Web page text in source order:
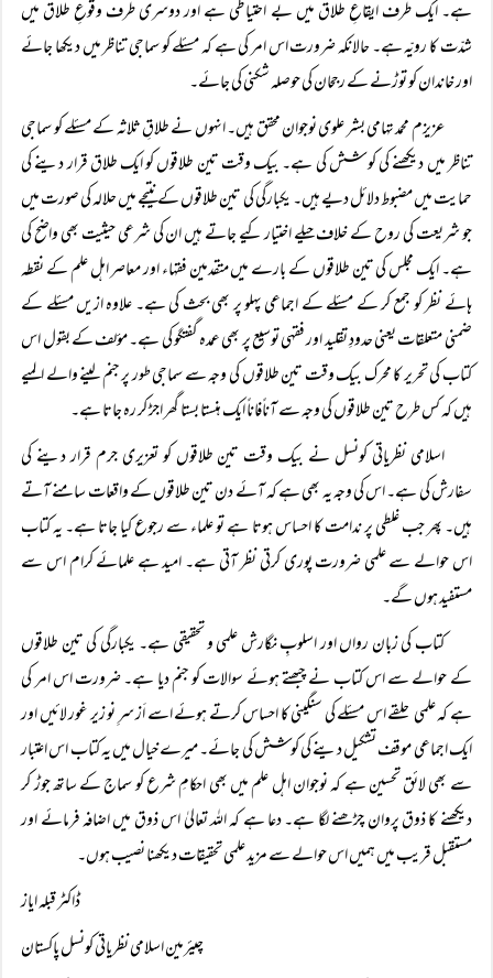
ہے۔ ایک طرف ایقاعِ طلاق میں بے احتیاطی ہے اور دوسری طرف وقوعِ طلاق میں
شدّت کا رویّہ ہے۔ حالانکہ ضرورت اس امر کی ہے کہ مسئلے کو سماجی تناظر میں دیکھا جائے
اور خاندان کو توڑنے کے رجحان کی حوصلہ شکنی کی جائے۔
عزیزم محمد تہامی بشر علوی نوجوان محقق ہیں۔ انہوں نے طلاقِ ثلاثہ کے مسئلے کو سماجی
تناظر میں دیکھنے کی کو شش کی ہے۔ بیک وقت تین طلاقوں کو ایک طلاق قرار دینے کی
حمایت میں مضبوط دلائل دیے ہیں۔ یکبارگی کی تین طلاقوں کے نتیجے میں حلالہ کی صورت میں
جو شریعت کی روح کے خلاف حیلے اختیار کیے جاتے ہیں ان کی شرعی حیثیت بھی واضح کی
ہے۔ ایک مجلس کی تین طلاقوں کے بارے میں متقدمین فقہاء اور معاصر اہل علم کے نقطہ
ہائے نظر کو جمع کر کے مسئلے کے اجماعی پہلو پر بھی بحث کی ہے۔ علاوہ ازیں مسئلے کے
ضمنی متعلقات یعنی حدودِ تقلید اور فقہی توسیع پر بھی عمده گفتگو کی ہے۔ مؤلف کے بقول اس
کتاب کی تحریر کا محرک بیک وقت تین طلاقوں کی وجہ سے سماجی طور پر جنم لینے والے المیے
ہیں کہ کس طرح تین طلاقوں کی وجہ سے آناًفاناً ایک ہنستا بستا گھر اجڑ کر رہ جاتا ہے۔
اسلامی نظریاتی کونسل نے بیک وقت تین طلاقوں کو تعزیری جرم قرار دینے کی
سفارش کی ہے۔ اس کی وجہ یہ بھی ہے کہ آئے دن تین طلاقوں کے واقعات سامنے آتے
ہیں۔ پھر جب غلطی پر ندامت کا احساس ہوتا ہے تو علماء سے رجوع کیا جاتا ہے۔ یہ کتاب
اس حوالے سے علمی ضرورت پوری کرتی نظر آتی ہے۔ امید ہے علمائے کرام اس سے
مستفید ہوں گے۔
کتاب کی زبان رواں اور اسلوبِ نگارش علمی و تحقیقی ہے۔ یکبارگی کی تین طلاقوں
کے حوالے سے اس کتاب نے چبھتے ہوئے سوالات کو جنم دیا ہے۔ ضرورت اس امر کی
ہے کہ علمی حلقے اس مسئلے کی سنگینی کا احساس کرتے ہوئے اسے اَز سرِ نو زیر غور لائیں اور
ایک اجماعی موقف تشکیل دینے کی کوشش کی جائے۔ میرے خیال میں یہ کتاب اس اعتبار
سے بھی لائق تحسین ہے کہ نوجوان اہل علم میں بھی احکامِ شرع کو سماج کے ساتھ جوڑ کر
دیکھنے کا ذوق پروان چڑھنے لگا ہے۔ دعا ہے کہ الله تعالىٰ اس ذوق میں اضافہ فرمائے اور
مستقبل قریب میں ہمیں اس حوالے سے مزید علمی تحقیقات دیکھنا نصیب ہوں۔
ڈاکٹر قبلہ ایاز
چیئرمین اسلامی نظریاتی کونسل پاکستان